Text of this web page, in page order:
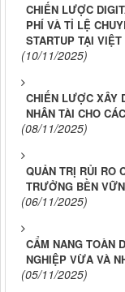
CHIẾN LƯỢC
PHÍ VÀ TỈ LỆ
STARTUP TẠI VIỆT
(10/11/2025)
CHIẾN LƯỢC XÂY
NHÂN TÀI CHO
(08/11/2025)
QUẢN TRỊ RỦI RO
TRƯỞNG BỀN
(06/11/2025)
CẨM NANG TOÀN
NGHIỆP VỪA VÀ
(05/11/2025)